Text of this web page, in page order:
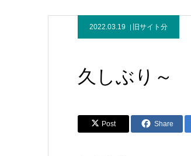
2022.03.19 旧サイト分
久しぶり～
Post Share